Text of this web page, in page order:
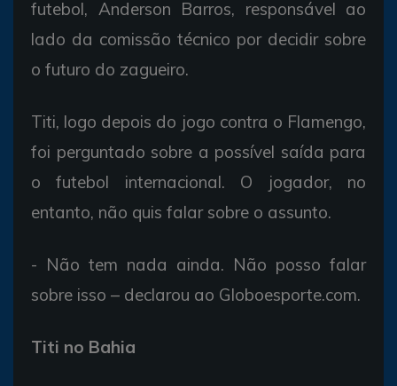
futebol, Anderson Barros, responsável ao
lado da comissão técnico por decidir sobre
o futuro do zagueiro.
Titi, logo depois do jogo contra o Flamengo,
foi perguntado sobre a possível saída para
o futebol internacional. O jogador, no
entanto, não quis falar sobre o assunto.
- Não tem nada ainda. Não posso falar
sobre isso – declarou ao Globoesporte.com.
Titi no Bahia